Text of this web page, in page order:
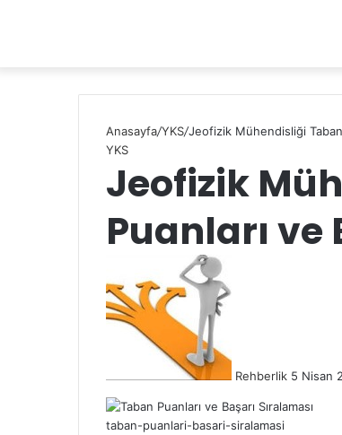
Anasayfa/YKS/Jeofizik Mühendisliği Taban
YKS
Jeofizik
Puanları ve
Rehberlik 5 Nisan
taban-puanlari-basari-siralamasi